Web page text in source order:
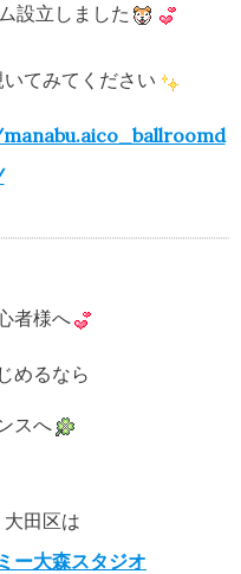
設立しました
てみてください
者様へ
めるなら
スへ
田区は
ー大森スタジオ